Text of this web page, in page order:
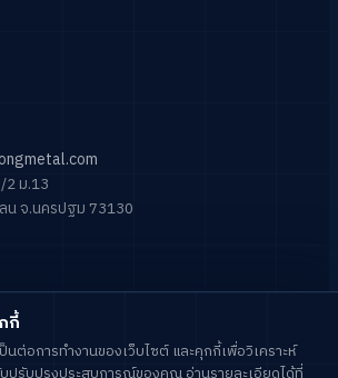
2 ม.13
น จ.นครปฐม 73130
ราทองเมททอล จำกัด· ALL RIGHTS
กี้
นต่อการทำงานของเว็บไซต์ และคุกกี้เพื่อวิเคราะห์